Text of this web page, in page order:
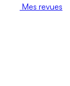
Mes revues